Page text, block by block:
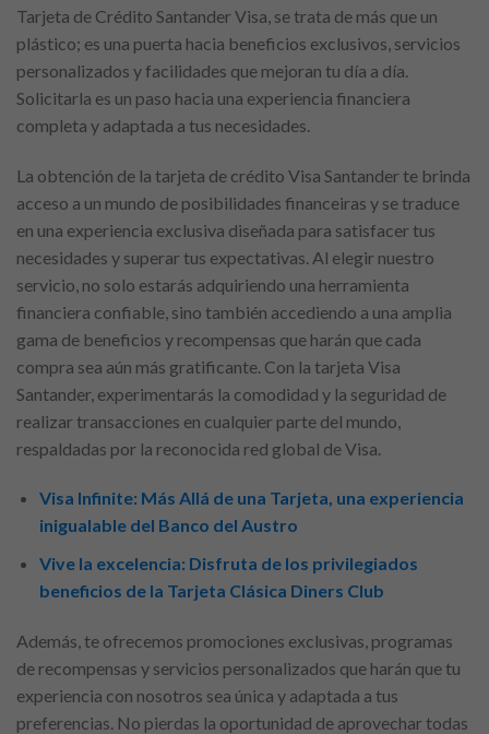
Tarjeta de Crédito Santander Visa, se trata de más que un
plástico; es una puerta hacia beneficios exclusivos, servicios
personalizados y facilidades que mejoran tu día a día.
Solicitarla es un paso hacia una experiencia financiera
completa y adaptada a tus necesidades.
La obtención de la tarjeta de crédito Visa Santander te brinda
acceso a un mundo de posibilidades financeiras y se traduce
en una experiencia exclusiva diseñada para satisfacer tus
necesidades y superar tus expectativas. Al elegir nuestro
servicio, no solo estarás adquiriendo una herramienta
financiera confiable, sino también accediendo a una amplia
gama de beneficios y recompensas que harán que cada
compra sea aún más gratificante. Con la tarjeta Visa
Santander, experimentarás la comodidad y la seguridad de
realizar transacciones en cualquier parte del mundo,
respaldadas por la reconocida red global de Visa.
Visa Infinite: Más Allá de una Tarjeta, una experiencia
inigualable del Banco del Austro
Vive la excelencia: Disfruta de los privilegiados
beneficios de la Tarjeta Clásica Diners Club
Además, te ofrecemos promociones exclusivas, programas
de recompensas y servicios personalizados que harán que tu
experiencia con nosotros sea única y adaptada a tus
preferencias. No pierdas la oportunidad de aprovechar todas